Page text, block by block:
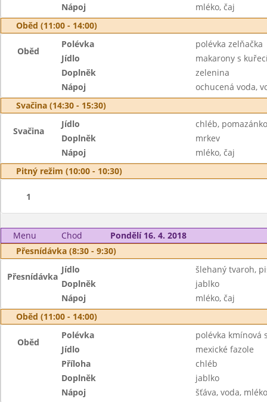
Nápoj
mléko, čaj
Oběd (11:00 - 14:00)
Oběd
Polévka
polévka zelňačka
Jídlo
makarony s
Doplněk
zelenina
Nápoj
ochucená voda,
Svačina (14:30 - 15:30)
Svačina
Jídlo
chléb,
Doplněk
mrkev
Nápoj
mléko, čaj
Pitný režim (10:00 - 10:30)
1
Menu Chod
Pondělí 16. 4. 2018
Přesnídávka (8:30 - 9:30)
Přesnídávka
Jídlo
šlehaný tvaroh,
Doplněk
jablko
Nápoj
mléko, čaj
Oběd (11:00 - 14:00)
Oběd
Polévka
polévka kmínová
Jídlo
mexické fazole
Příloha
chléb
Doplněk
jablko
Nápoj
šťáva, voda, mléko